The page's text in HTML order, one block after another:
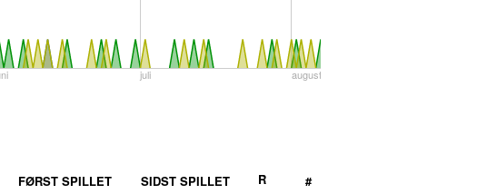
juli august
FØRST SPILLET SIDST SPILLET R #